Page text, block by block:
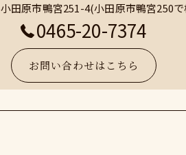
田原市鴨宮251-4(小田原市鴨宮250
0465-20-7374
お問い合わせはこちら